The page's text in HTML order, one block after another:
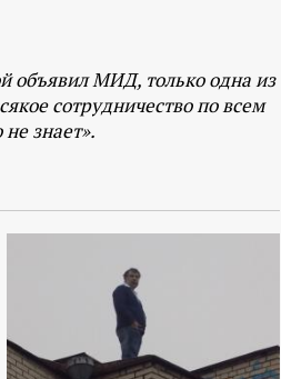
объявил МИД, только одна из
сотрудничество по всем
знает».